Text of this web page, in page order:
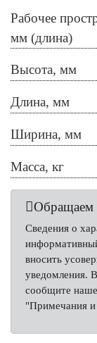
Рабочее
мм (длина)
Высота, мм
Длина, мм
Ширина, мм
Масса, кг
Обращаем
Сведения о
вносить
уведомления.
сообщите
"Примечания и